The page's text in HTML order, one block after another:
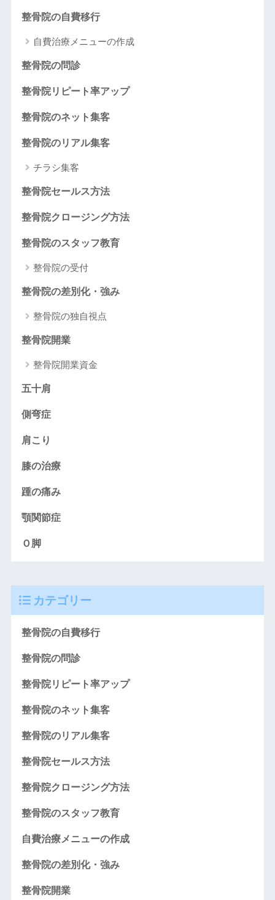
整骨院の自費移行
自費治療メニューの作成
整骨院の問診
整骨院リピート率アップ
整骨院のネット集客
整骨院のリアル集客
チラシ集客
整骨院セールス方法
整骨院クロージング方法
整骨院のスタッフ教育
整骨院の受付
整骨院の差別化・強み
整骨院の独自視点
整骨院開業
整骨院開業資金
五十肩
側弯症
肩こり
膝の治療
踵の痛み
顎関節症
Ｏ脚
カテゴリー
整骨院の自費移行
整骨院の問診
整骨院リピート率アップ
整骨院のネット集客
整骨院のリアル集客
整骨院セールス方法
整骨院クロージング方法
整骨院のスタッフ教育
自費治療メニューの作成
整骨院の差別化・強み
整骨院開業